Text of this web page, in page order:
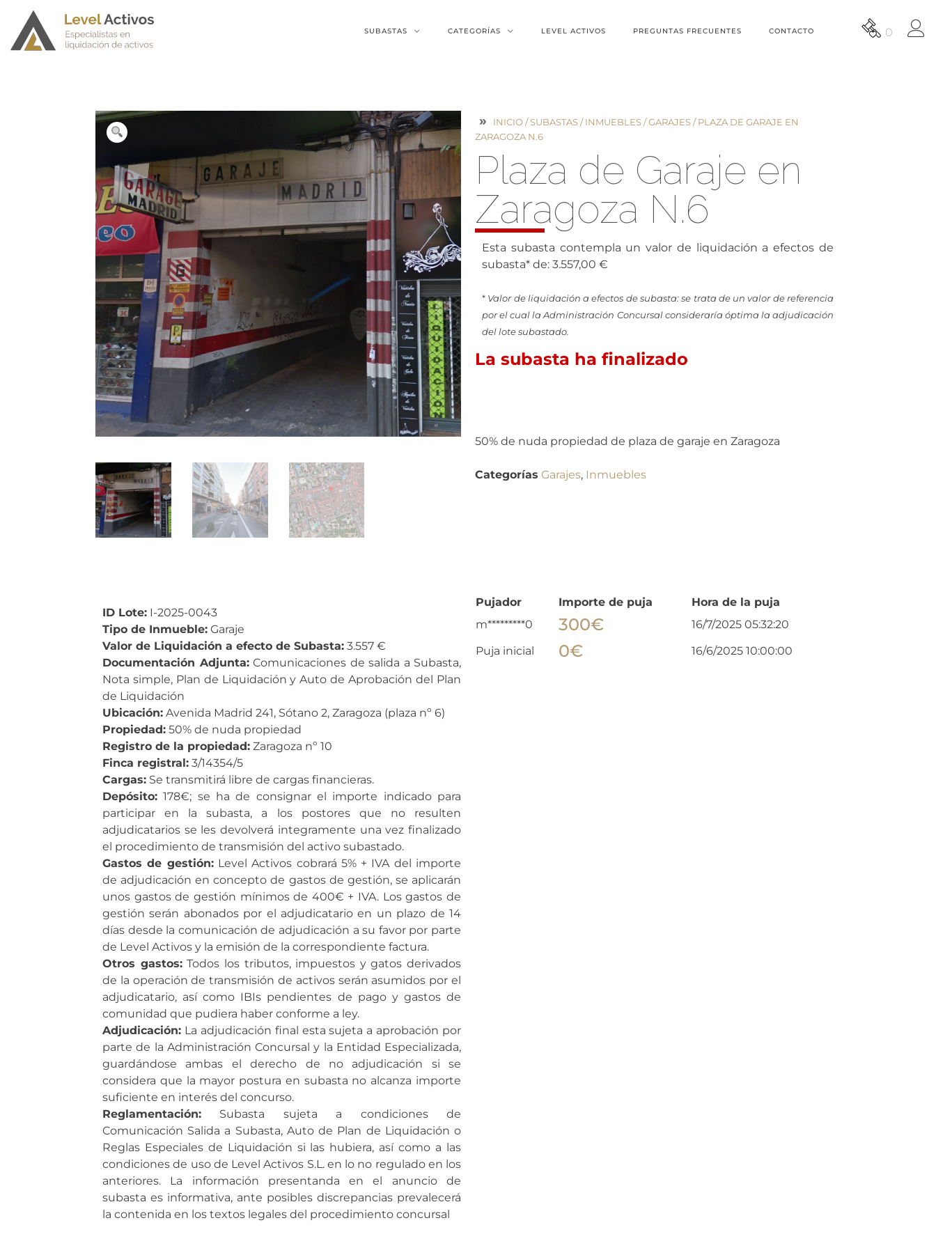
SUBASTAS CATEGORÍAS LEVEL ACTIVOS PREGUNTAS FRECUENTES CONTACTO 0
INICIO /SUBASTAS / INMUEBLES /GARAJES / PLAZA DE GARAJE EN
ZARAGOZA N.6
Plaza de Garaje en
Zaragoza N.6
Esta subasta contempla un valor de liquidación a efectos de
subasta* de: 3.557,00 €
* Valor de liquidación a efectos de subasta: se trata de un valor de referencia
por el cual la Administración Concursal consideraría óptima la adjudicación
del lote subastado.
La subasta ha finalizado
50% de nuda propiedad de plaza de garaje en Zaragoza
Categorías Garajes, Inmuebles
ID Lote: I-2025-0043
Tipo de Inmueble: Garaje
Valor de Liquidación a efecto de Subasta: 3.557 €
Documentación Adjunta:Comunicaciones de salida a Subasta,
Nota simple, Plan de Liquidación y Auto de Aprobación del Plan
de Liquidación
Ubicación: Avenida Madrid 241, Sótano 2, Zaragoza (plaza nº 6)
Propiedad: 50% de nuda propiedad
Registro de la propiedad: Zaragoza nº 10
Finca registral: 3/14354/5
Cargas: Se transmitirá libre de cargas financieras.
Depósito: 178€; se ha de consignar el importe indicado para
participar en la subasta, a los postores que no resulten
adjudicatarios se les devolverá integramente una vez finalizado
el procedimiento de transmisión del activo subastado.
Gastos de gestión:Level Activos cobrará 5% + IVA del importe
de adjudicación en concepto de gastos de gestión, se aplicarán
unos gastos de gestión mínimos de 400€ + IVA. Los gastos de
gestión serán abonados por el adjudicatario en un plazo de 14
días desde la comunicación de adjudicación a su favor por parte
de Level Activos y la emisión de la correspondiente factura.
Otros gastos:Todos los tributos, impuestos y gatos derivados
de la operación de transmisión de activos serán asumidos por el
adjudicatario, así como IBIs pendientes de pago y gastos de
comunidad que pudiera haber conforme a ley.
Adjudicación: La adjudicación final esta sujeta a aprobación por
parte de la Administración Concursal y la Entidad Especializada,
guardándose ambas el derecho de no adjudicación si se
considera que la mayor postura en subasta no alcanza importe
suficiente en interés del concurso.
Reglamentación: Subasta sujeta a condiciones de
Comunicación Salida a Subasta, Auto de Plan de Liquidación o
Reglas Especiales de Liquidación si las hubiera, así como a las
condiciones de uso de Level Activos S.L. en lo no regulado en los
anteriores. La información presentanda en el anuncio de
subasta es informativa, ante posibles discrepancias prevalecerá
la contenida en los textos legales del procedimiento concursal
Pujador Importe de puja
Hora de la puja
m*********0
300€
16/7/2025 05:32:20
Puja inicial
0€ 16/6/2025 10:00:00